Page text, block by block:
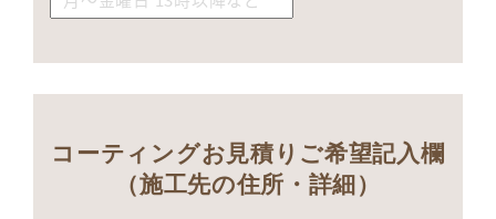
コーティングお見積りご希望記入欄
（施工先の住所・詳細）